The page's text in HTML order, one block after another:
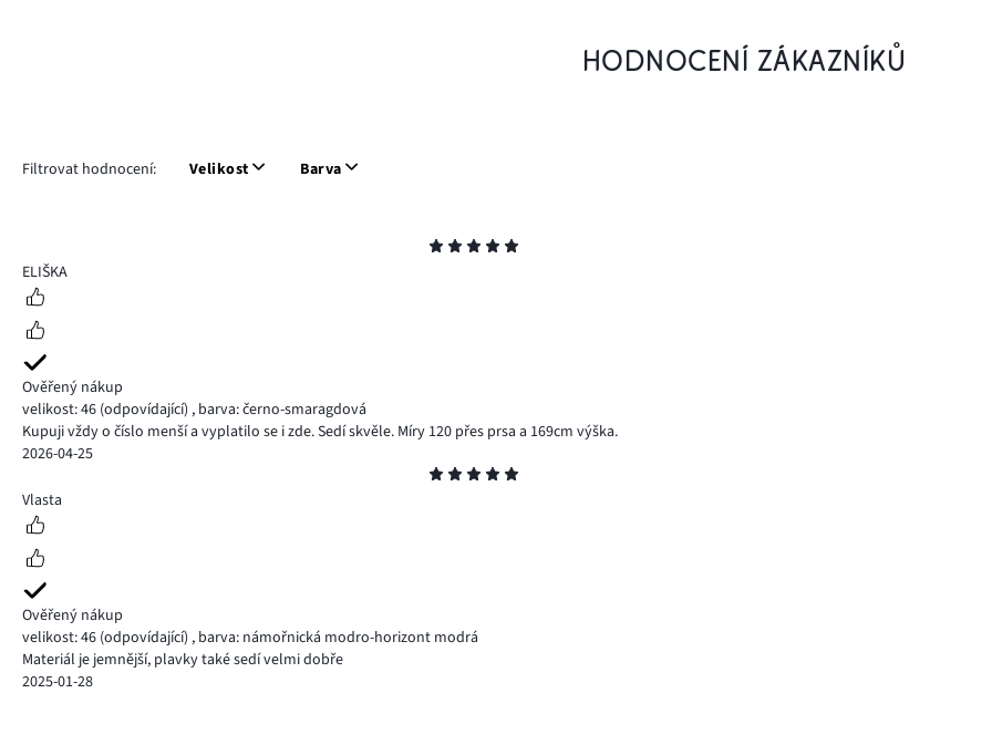
HODNOCENÍ ZÁKAZNÍKŮ
Filtrovat hodnocení: Velikost Barva
5
ELIŠKA
Ověřený nákup
velikost: 46 (odpovídající) , barva: černo-smaragdová
Kupuji vždy o číslo menší a vyplatilo se i zde. Sedí skvěle. Míry 120 přes prsa a 169cm výška.
2026-04-25
5
Vlasta
Ověřený nákup
velikost: 46 (odpovídající) , barva: námořnická modro-horizont modrá
Materiál je jemnější, plavky také sedí velmi dobře
2025-01-28